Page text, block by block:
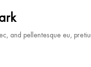
and pellentesque eu,